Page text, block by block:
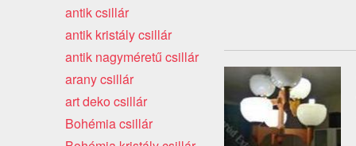
antik csillár
antik kristály csillár
antik nagyméretű csillár
arany csillár
art deko csillár
Bohémia csillár